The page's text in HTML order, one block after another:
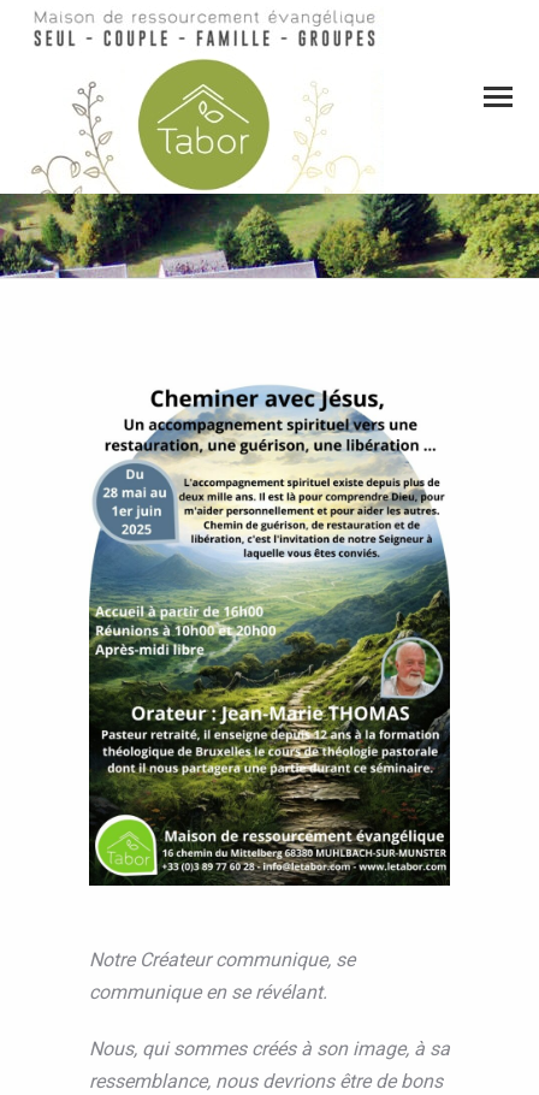
Vous êtes ici :
Notre Créateur communique, se
communique en se révélant.
Nous, qui sommes créés à son image, à sa
ressemblance, nous devrions être de bons